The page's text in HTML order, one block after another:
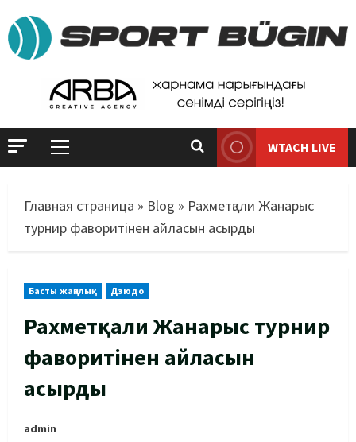
WTACH LIVE
Главная страница » Blog » Рахметқали Жанарыс
турнир фаворитінен айласын асырды
Басты жаңалық Дзюдо
Рахметқали Жанарыс турнир
фаворитінен айласын
асырды
admin